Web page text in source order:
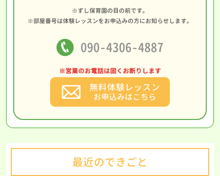
※ずし保育園の目の前です。
※部屋番号は体験レッスンをお申込みの方にお知らせします。
090-4306-4887
※営業のお電話は固くお断りします
無料体験レッスン
お申込みはこちら
最近のできごと